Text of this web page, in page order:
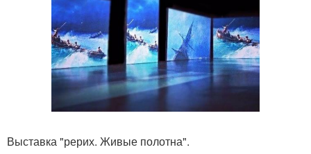
Выставка "рерих. Живые полотна".